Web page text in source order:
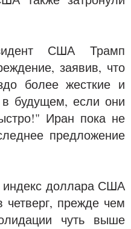
США Трамп
заявив, что
более жесткие и
будущем, если они
Иран пока не
предложение
индекс доллара США
четверг, прежде чем
чуть выше